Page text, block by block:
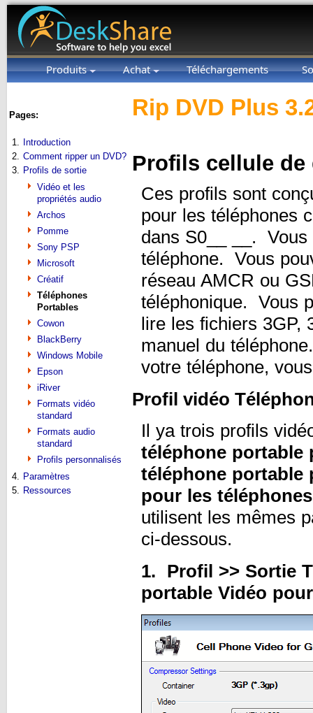
Produits Achat Téléchargements
Pages:
1.
Introduction
2. Comment ripper un DVD?
3. Profils de sortie
Vidéo et les
propriétés audio
Archos
Pomme
Sony PSP
Microsoft
Créatif
Téléphones
Portables
Cowon
BlackBerry
Windows Mobile
Epson
iRiver
Formats vidéo
standard
Formats audio
standard
Profils personnalisés
4. Paramètres
5. Ressources
Rip DVD Plus
Profils cellule
Ces profils sont
pour les téléphones
dans S0__ __.
téléphone. Vous
réseau AMCR ou
téléphonique. Vous
lire les fichiers 3GP,
manuel du
votre téléphone,
Profil vidéo
Il ya trois profils
téléphone portable
téléphone portable
pour les
utilisent les mêmes
ci-dessous.
1. Profil >> Sortie
portable Vidéo